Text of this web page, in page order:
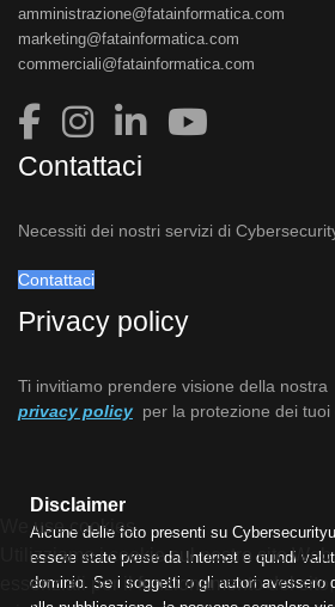
amministrazione@fatainformatica.com
marketing@fatainformatica.com
commerciali@fatainformatica.com
Contattaci
Necessiti dei nostri servizi di
Contattaci
Privacy policy
Ti invitiamo prendere visione della nostra
privacy policy per la protezione dei tuoi
Disclaimer
Alcune delle foto presenti su
essere state prese da Internet e quindi
dominio. Se i soggetti o gli autori avessero
We use cookies
Utilizziamo i cookie sul nostro sito
essenziali per il funzionamento del